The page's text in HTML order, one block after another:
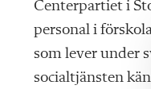
Centerpartiet i
personal i
som lever under
socialtjänsten